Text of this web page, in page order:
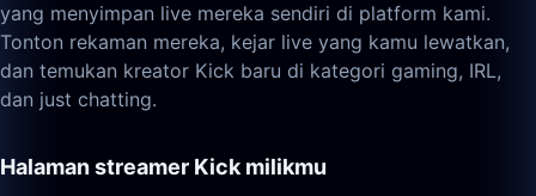
yang menyimpan live mereka sendiri di platform kami.
Tonton rekaman mereka, kejar live yang kamu lewatkan,
dan temukan kreator Kick baru di kategori gaming, IRL,
dan just chatting.
Halaman streamer Kick milikmu